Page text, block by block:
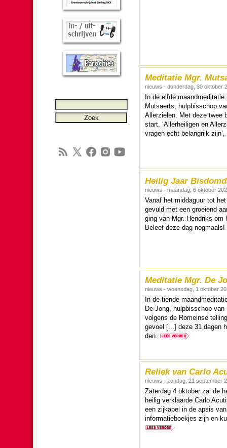
Meditatie Mgr.
nieuws - donderdag, 30 oktober
In de elfde
Mutsaerts, hulp­bis­schop
Aller­zie­len. Met deze twee
start. ‘Aller­hei­ligen en
vragen echt be­lang­rijk
Heilig Jaar
nieuws - maandag, 6 oktober
Vanaf het mid­daguur tot
gevuld met een groeiend
ging van Mgr. Hendriks om
Beleef deze dag nogmaals!
Meditatie Mgr. De
nieuws - woensdag, 1 oktober
In de tiende
De Jong, hulp­bis­schop van
volgens de Romeinse
gevoel [...] deze 31 dagen
den.
Reliek van Carlo
nieuws - zondag, 21 september
Zater­dag 4 ok­to­ber zal de
heilig verklaarde Carlo
een zij­ka­pel in de apsis
in­for­ma­tie­boekjes zijn en